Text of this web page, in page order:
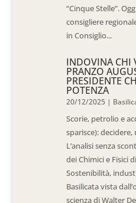
“Cinque Stelle”.
consigliere
in Consiglio...
INDOVINA CHI
PRANZO
PRESIDENTE
POTENZA
20/12/2025 |
Scorie, petrolio e
sparisce):
L’analisi senza
dei Chimici e Fisici
Sostenibilità,
Basilicata vista
scienza di Walter